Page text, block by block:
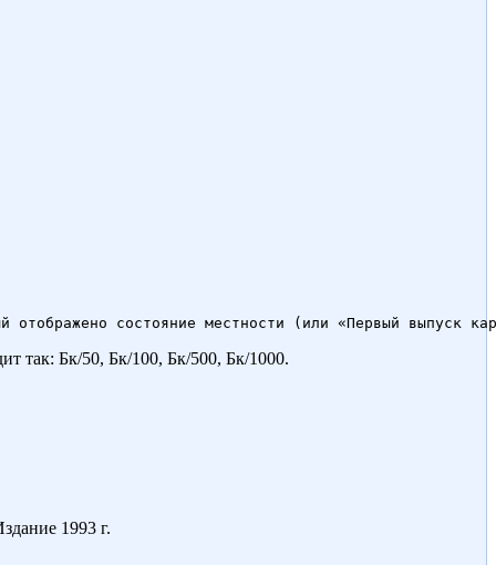
так: Бк/50, Бк/100, Бк/500, Бк/1000.
1993 г.